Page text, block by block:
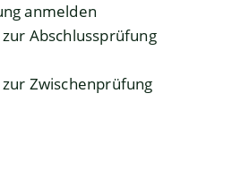
anmelden
Abschlussprüfung
Zwischenprüfung